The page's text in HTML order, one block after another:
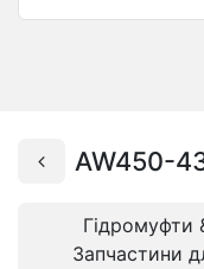
AW450-
Гідромуфти
Запчастини